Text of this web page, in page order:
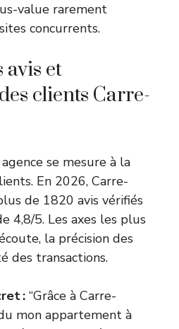
value rarement
concurrents.
avis et
clients Carre-
se mesure à la
En 2026, Carre-
de 1820 avis vérifiés
4,8/5. Les axes les plus
la précision des
des transactions.
: “Grâce à Carre-
mon appartement à